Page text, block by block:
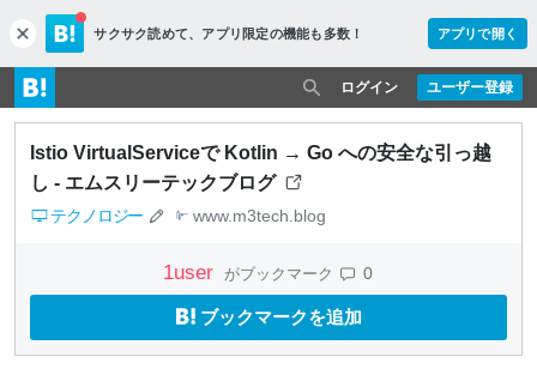
c
l
o
s
e
サクサク読めて、 アプリ限定の機能も多数！ アプリで開く
ユーザー登録
ログイン
Istio VirtualServiceで Kotlin → Go への安全な引っ越
し - エムスリーテックブログ
テクノロジー www.m3tech.blog
1user がブックマーク 0
ブックマークを追加